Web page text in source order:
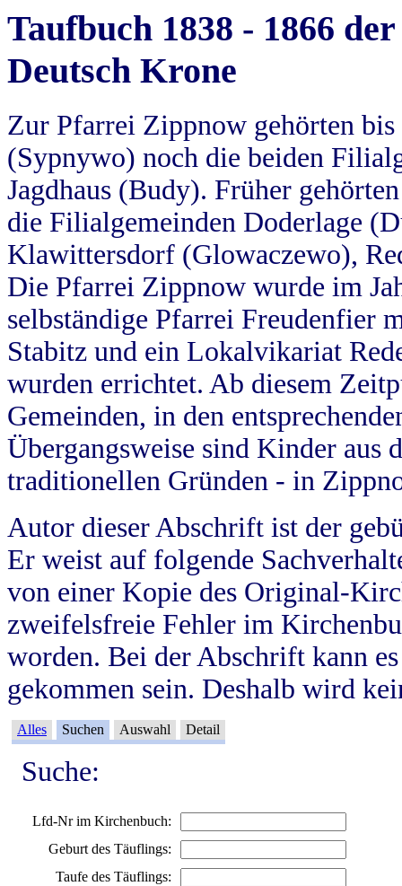
Taufbuch 1838 - 1866
Deutsch Krone
Zur Pfarrei Zippnow gehörten
(Sypnywo) noch die beiden
Jagdhaus (Budy). Früher
die Filialgemeinden Doderlage
Klawittersdorf (Glowaczewo),
Die Pfarrei Zippnow wurde im
selbständige Pfarrei Freudenfier
Stabitz und ein Lokalvikariat
wurden errichtet. Ab diesem
Gemeinden, in den
Übergangsweise sind Kinder aus
traditionellen Gründen - in
Autor dieser Abschrift ist der
Er weist auf folgende
von einer Kopie des Original-
zweifelsfreie Fehler im
worden. Bei der Abschrift kann
gekommen sein. Deshalb wird
Alles Suchen Auswahl Detail
Suche:
Lfd-Nr im Kirchenbuch:
Geburt des Täuflings:
Taufe des Täuflings: